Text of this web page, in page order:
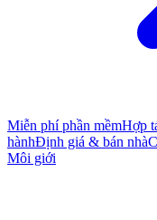
Miễn phí phần mềmHợp
hànhĐịnh giá & bán nhà
Môi giới